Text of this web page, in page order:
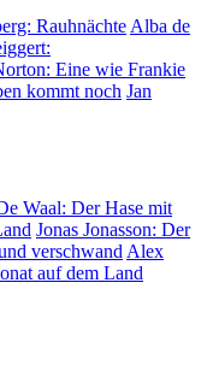
Rauhnächte Alba de
Eine wie Frankie
kommt noch Jan
Waal: Der Hase mit
Jonas Jonasson: Der
verschwand Alex
auf dem Land